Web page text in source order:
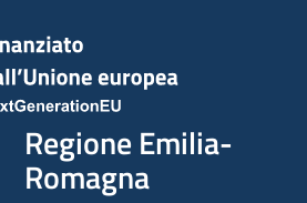
Regione Emilia-
Romagna